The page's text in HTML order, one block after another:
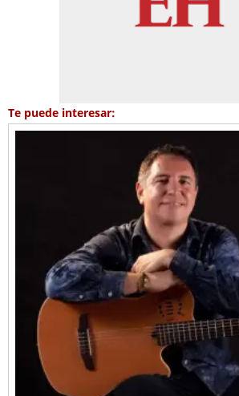
Te puede interesar: